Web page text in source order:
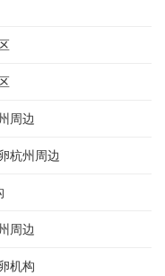
周边
杭州周边
周边
机构